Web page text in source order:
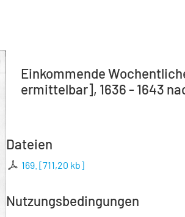
Einkommende
ermittelbar], 1636 - 1643
Dateien
169. [711,20 kb]
Nutzungsbedingungen